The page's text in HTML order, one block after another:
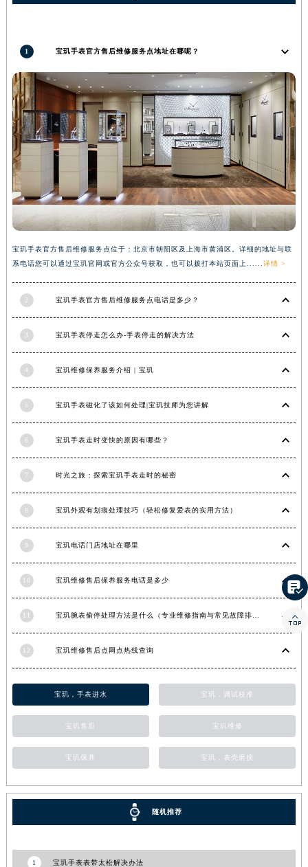
广西壮族自治区来宾市兴宾区桂中大道宝玑售后服务中心（需提前预约）
广西壮族自治区玉林市玉州区金玉路宝玑售后服务中心（需提前预约）
海南省东方市八所镇解放西路宝玑售后服务中心（需提前预约）
海南省琼海市嘉积镇东风路宝玑售后服务中心（需提前预约）
海南省三亚市吉阳区迎宾路宝玑售后服务中心（需提前预约）
海南省万宁市万城镇解放路宝玑售后服务中心（需提前预约）
海南省文昌市文城镇教育东路宝玑售后服务中心（需提前预约）
河南省安阳市文峰区解放大道宝玑售后服务中心（需提前预约）
河南省鹤壁市淇滨区九州路宝玑售后服务中心（需提前预约）
河南省焦作市解放区解放路宝玑售后服务中心（需提前预约）
河南省开封市鼓楼区中山路宝玑售后服务中心（需提前预约）
河南省商丘市梁园区神火大道宝玑售后服务中心（需提前预约）
河南省新乡市红旗区人民路宝玑售后服务中心（需提前预约）
湖北省黄冈市黄州区赤壁大道宝玑售后服务中心（需提前预约）
湖北省黄石市黄石港区武汉路宝玑售后服务中心（需提前预约）
湖北省荆门市东宝中天街步行街宝玑售后服务中心（需提前预约）
湖北省荆州市荆州区荆中路宝玑售后服务中心（需提前预约）
湖北省随州市曾都区青年路宝玑售后服务中心（需提前预约）
湖北省咸宁市咸安区长安大道宝玑售后服务中心（需提前预约）
湖北省孝感市孝南区复兴大道宝玑售后服务中心（需提前预约）
1 宝玑手表官方售后维修服务点地址在哪呢？
宝玑手表官方售后维修服务点位于：北京市朝阳区及上海市黄浦区。详细的地址与联
系电话您可以通过宝玑官网或官方公众号获取，也可以拨打本站页面上...... 详情 >
2 宝玑手表官方售后维修服务点电话是多少？
3 宝玑手表停走怎么办-手表停走的解决方法
4 宝玑维修保养服务介绍 | 宝玑
5 宝玑手表磁化了该如何处理|宝玑技师为您讲解
6 宝玑手表走时变快的原因有哪些？
7 时光之旅：探索宝玑手表走时的秘密
8 宝玑外观有划痕处理技巧（轻松修复爱表的实用方法）
9 宝玑电话门店地址在哪里
10 宝玑维修售后保养服务电话是多少
11
12 宝玑维修售后点网点热线查询
宝玑，手表进水 宝玑，调试校准
宝玑售后 宝玑维修
宝玑保养 宝玑，表壳磨损
随机推荐
1 宝玑手表表带太松解决办法

